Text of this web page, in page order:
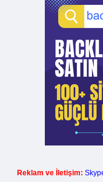
Reklam ve İletişim: